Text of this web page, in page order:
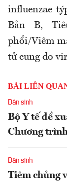
influenzae
Bản B,
phổi/Viêm
tử cung do
BÀI LIÊN
Dân sinh
Bộ Y tế đề
Chương
Dân sinh
Tiêm chủng